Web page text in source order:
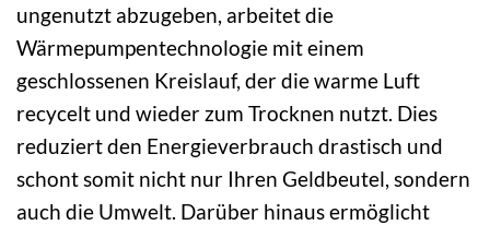
ungenutzt abzugeben, arbeitet die
Wärmepumpentechnologie mit einem
geschlossenen Kreislauf, der die warme Luft
recycelt und wieder zum Trocknen nutzt. Dies
reduziert den Energieverbrauch drastisch und
schont somit nicht nur Ihren Geldbeutel, sondern
auch die Umwelt. Darüber hinaus ermöglicht